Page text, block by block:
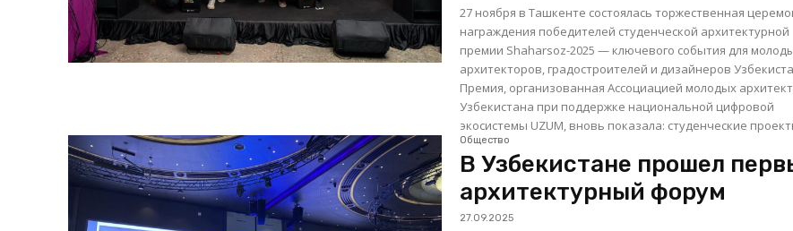
27 ноября в Ташкенте состоялась торжественная
награждения победителей студенческой архитектурной
премии Shaharsoz-2025 — ключевого события для
архитекторов, градостроителей и дизайнеров
Премия, организованная Ассоциацией молодых
Узбекистана при поддержке национальной цифровой
экосистемы UZUM, вновь показала: студенческие
Общество
В Узбекистане прошел
архитектурный форум
27.09.2025